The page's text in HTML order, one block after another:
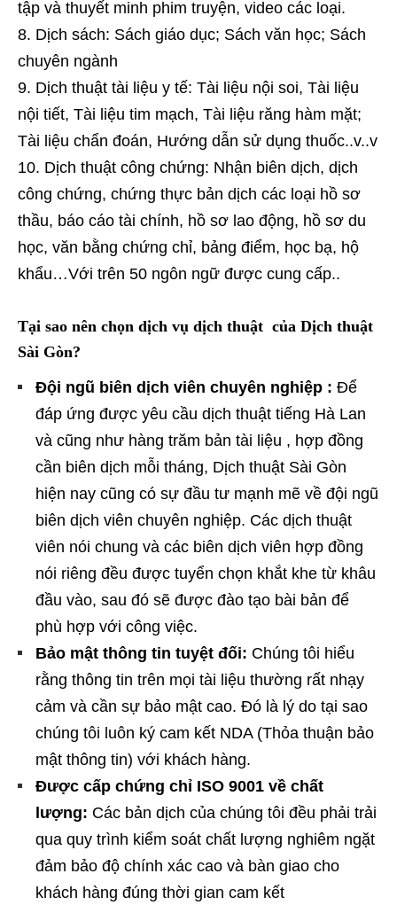
tập và thuyết minh phim truyện, video các loại.
Dịch sách: Sách giáo dục; Sách văn học; Sách
chuyên ngành
Dịch thuật tài liệu y tế: Tài liệu nội soi, Tài liệu
nội tiết, Tài liệu tim mạch, Tài liệu răng hàm mặt;
Tài liệu chẩn đoán, Hướng dẫn sử dụng thuốc..v..v
Dịch thuật công chứng: Nhận biên dịch, dịch
công chứng, chứng thực bản dịch các loại hồ sơ
thầu, báo cáo tài chính, hồ sơ lao động, hồ sơ du
học, văn bằng chứng chỉ, bảng điểm, học bạ, hộ
khẩu…Với trên 50 ngôn ngữ được cung cấp..
Tại sao nên chọn dịch vụ dịch thuật của Dịch thuật
Sài Gòn?
Đội ngũ biên dịch viên chuyên nghiệp : Để
đáp ứng được yêu cầu dịch thuật tiếng Hà Lan
và cũng như hàng trăm bản tài liệu , hợp đồng
cần biên dịch mỗi tháng, Dịch thuật Sài Gòn
hiện nay cũng có sự đầu tư mạnh mẽ về đội ngũ
biên dịch viên chuyên nghiệp. Các dịch thuật
viên nói chung và các biên dịch viên hợp đồng
nói riêng đều được tuyển chọn khắt khe từ khâu
đầu vào, sau đó sẽ được đào tạo bài bản để
phù hợp với công việc.
Bảo mật thông tin tuyệt đối: Chúng tôi hiểu
rằng thông tin trên mọi tài liệu thường rất nhạy
cảm và cần sự bảo mật cao. Đó là lý do tại sao
chúng tôi luôn ký cam kết NDA (Thỏa thuận bảo
mật thông tin) với khách hàng.
Được cấp chứng chỉ ISO 9001 về chất
lượng: Các bản dịch của chúng tôi đều phải trải
qua quy trình kiểm soát chất lượng nghiêm ngặt
đảm bảo độ chính xác cao và bàn giao cho
khách hàng đúng thời gian cam kết